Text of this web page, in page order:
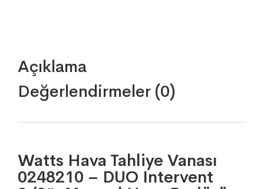
Açıklama
Değerlendirmeler (0)
Watts Hava Tahliye Vanası
0248210 – DUO Intervent